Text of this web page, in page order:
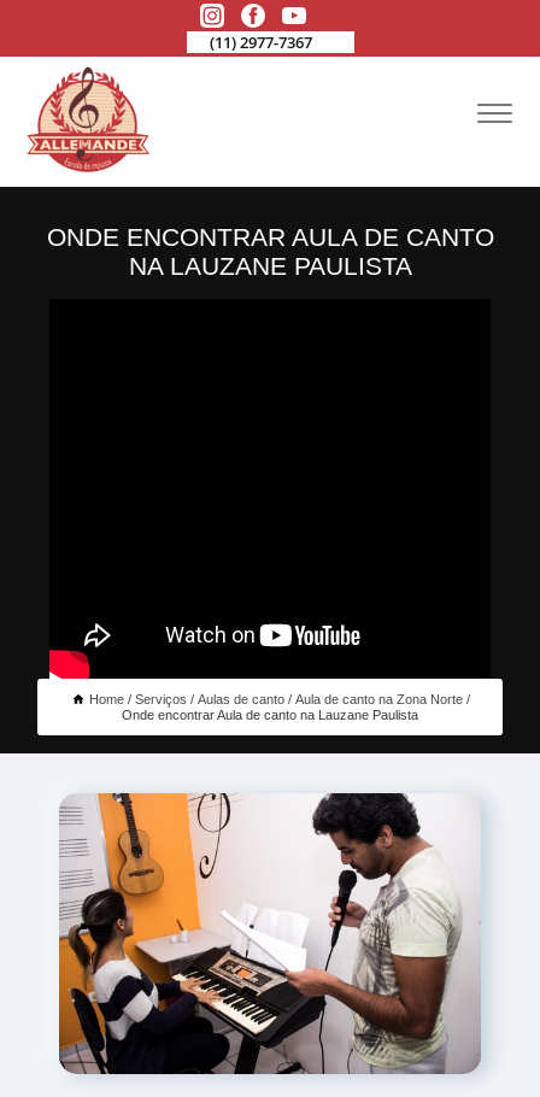
(11) 2977-7367
ONDE ENCONTRAR AULA DE CANTO
NA LAUZANE PAULISTA
Home Serviços Aulas de canto
Aula de canto na Zona Norte
Onde encontrar Aula de canto na Lauzane Paulista